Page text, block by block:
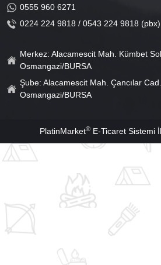
0555 960 6271
0224 224 9818 / 0543 224 9818 (pbx)
Merkez: Alacamescit Mah. Kümbet
Osmangazi/BURSA
Şube: Alacamescit Mah. Çancılar
Osmangazi/BURSA
PlatinMarket®E-Ticaret Sistemi